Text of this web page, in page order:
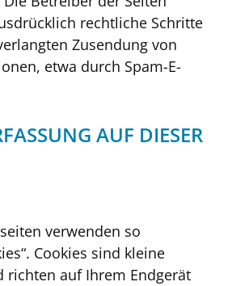
rechtliche Schritte
Zusendung von
etwa durch Spam-E-
AUF DIESER
verwenden so
Cookies sind kleine
richten auf Ihrem Endgerät